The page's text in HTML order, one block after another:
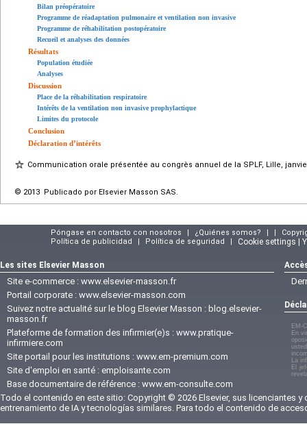
Bilan préopératoire
Programme de réadaptation pulmonaire et ventilation non invasive
Programme de réhabilitation postopératoire
Recueil et analyses des données
Résultats
Population étudiée
Analyses
Discussion
Place de la réhabilitation respiratoire
Intérêts de la ventilation non invasive prophylactique
Limites du protocole
Conclusion
Déclaration d’intérêts
Communication orale présentée au congrès annuel de la SPLF, Lille,
© 2013 Publicado por Elsevier Masson SAS.
Póngase en contacto con nosotros | ¿Quiénes somos? | |
Política de publicidad
| Política de seguridad | Cookie settings |
Les sites Elsevier Masson
Site e-commerce : www.elsevier-masson.fr
Portail corporate : www.elsevier-masson.com
Suivez notre actualité sur le blog Elsevier Masson : blog.elsevier-
masson.fr
Plateforme de formation des infirmier(e)s : www.pratique-
infirmiere.com
Site portail pour les institutions : www.em-premium.com
Site d'emploi en santé : emploisante.com
Base documentaire de référence : www.em-consulte.com
EM-
En
La
El
Todo el contenido en este sitio: Copyright © 2026 Elsevier, sus licenciantes
entrenamiento de IA y tecnologías similares. Para todo el contenido de